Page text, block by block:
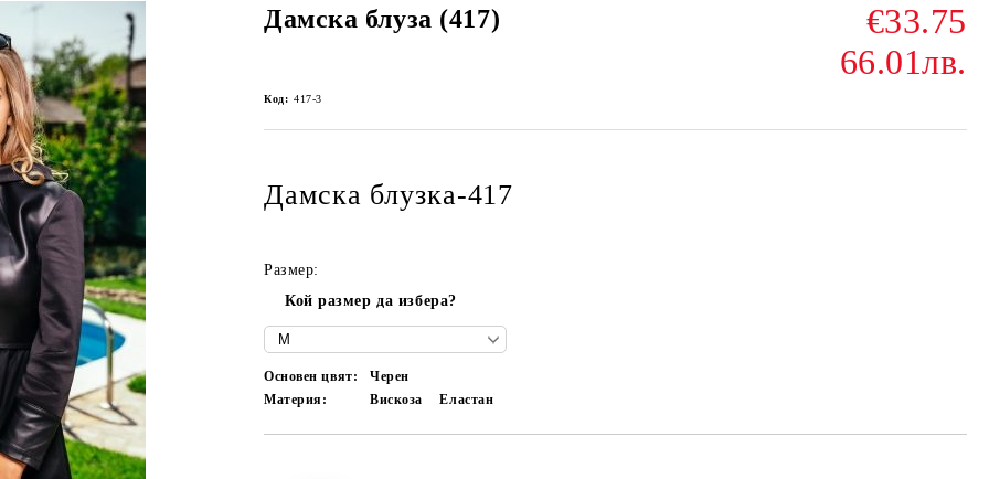
Дамска блуза (417)
€33.75
66.01лв.
Код: 417-3
Дамска блузка-417
Размер:
Кой размер да избера?
Основен цвят:
Черен
Материя:
Вискоза Еластан